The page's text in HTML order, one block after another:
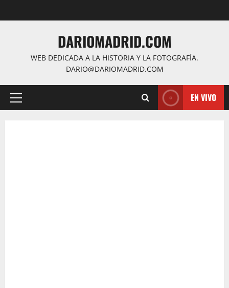
al
DARIOMADRID.COM
WEB DEDICADA A LA HISTORIA Y LA FOTOGRAFÍA.
DARIO@DARIOMADRID.COM
Menú
EN VIVO